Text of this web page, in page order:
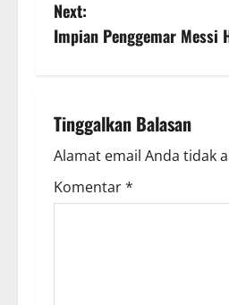
s
t
a
v
i
Next:
Impian Penggemar Messi
Tinggalkan Balasan
Alamat email Anda tidak
Komentar*